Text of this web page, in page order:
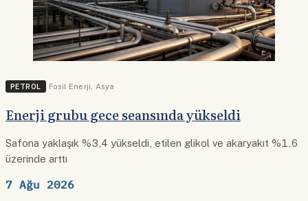
PETROL Fosil Enerji Asya
Enerji grubu gece seansında yükseldi
Safona yaklaşık %3,4 yükseldi, etilen glikol ve akaryakıt %1,6
üzerinde arttı
7 Ağu 2026